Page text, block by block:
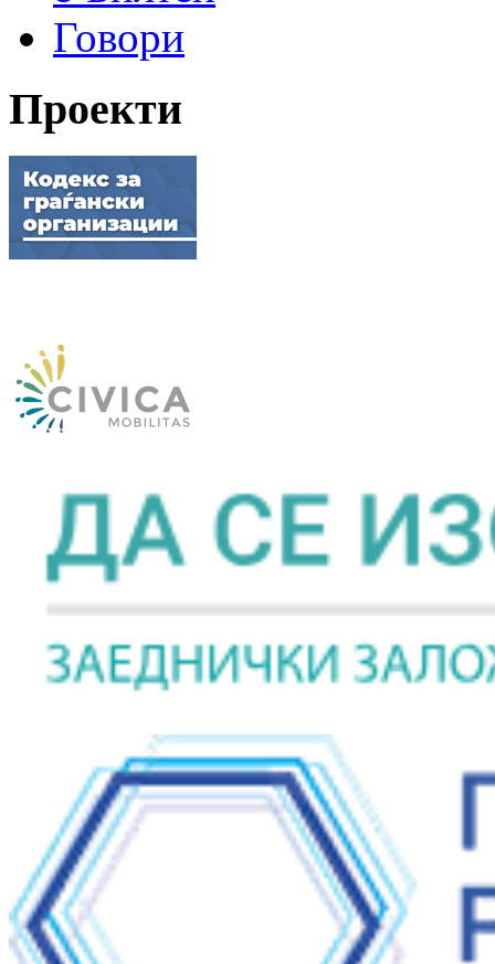
Говори
Проекти